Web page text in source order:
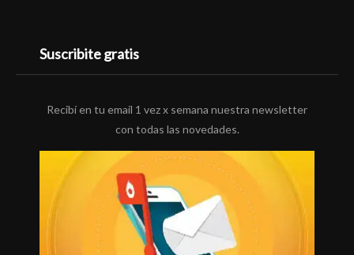
Suscribite gratis
Recibí en tu email 1 vez x semana nuestra newsletter
con todas las novedades.